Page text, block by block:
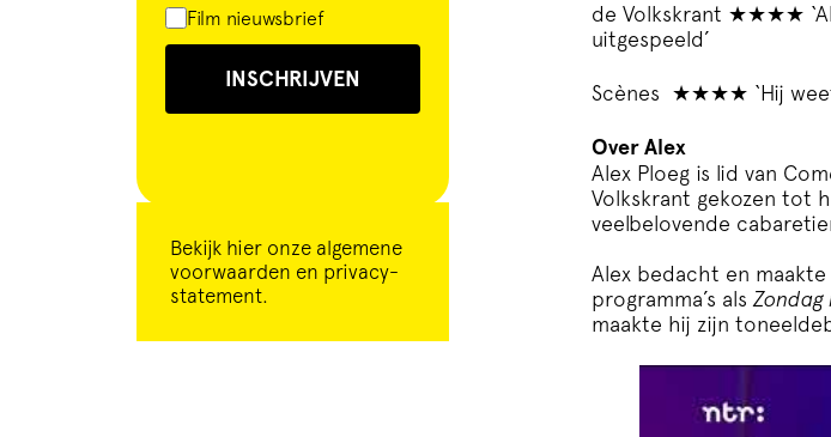
Film nieuwsbrief
INSCHRIJVEN
Bekijk hier onze algemene
voorwaarden en privacy-
statement.
de Volkskrant ★★★★
uitgespeeld’
Scènes ★★★★ ‘Hij weet
Over Alex
Alex Ploeg is lid van
Volkskrant gekozen tot
veelbelovende
Alex bedacht en
programma’s alsZondag
maakte hij zijn